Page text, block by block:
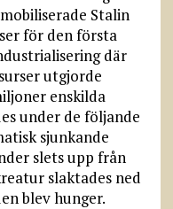
Stalin
för den första
där
utgjorde
enskilda
under de följande
sjunkande
slets upp från
slaktades ned
blev hunger.